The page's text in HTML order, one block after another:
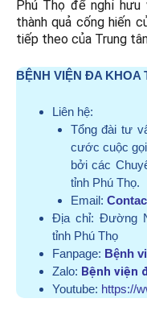
Phú Thọ để nghỉ hưu
thành quả cống hiến
tiếp theo của Trung
BỆNH VIỆN ĐA KHOA
Liên hệ:
Tổng đài tư
cước cuộc
bởi các
tỉnh Phú Thọ.
Email:
Địa chỉ: Đường
tỉnh Phú Thọ
Fanpage: Bệnh
Zalo: Bệnh viện
Youtube: https://